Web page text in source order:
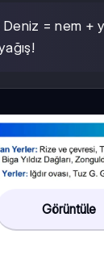
Deniz = nem +
Görüntüle